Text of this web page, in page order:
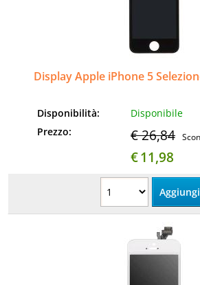
Informatica
AudioVideo
Elettrodomestici
MEDIC
Display Apple iPhone 5
Disponibilità:
Disponibile
Prezzo:
€ 26,84
€11,98